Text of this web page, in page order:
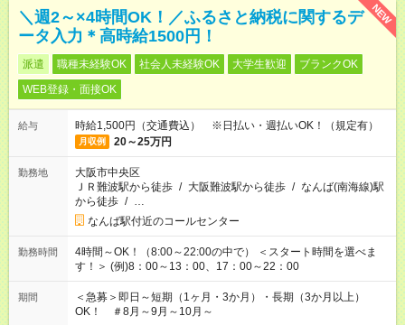
NEW
＼週2～×4時間OK！／ふるさと納税に関するデ
ータ入力＊高時給1500円！
派遣 職種未経験OK 社会人未経験OK 大学生歓迎
ブランクOK
WEB登録・面接OK
給与 時給1,500円（交通費込） ※日払い・週払いOK！（規定有）
月収例 20～25万円
勤務地
大阪市中央区
ＪＲ難波駅から徒歩 / 大阪難波駅から徒歩 / なんば(南海線)駅
から徒歩 / …
なんば駅付近のコールセンター
勤務時間
4時間～OK！（8:00～22:00の中で） ＜スタート時間を選べま
す！＞ (例)8：00～13：00、17：00～22：00
期間
＜急募＞即日～短期（1ヶ月・3か月）・長期（3か月以上）
OK！ ＃8月～9月～10月～